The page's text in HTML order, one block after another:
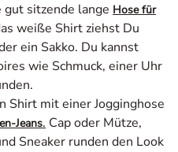
gut sitzende lange Hose für
weiße Shirt ziehst Du
ein Sakko. Du kannst
wie Schmuck, einer Uhr
Shirt mit einer Jogginghose
Jeans. Cap oder Mütze,
Sneaker runden den Look